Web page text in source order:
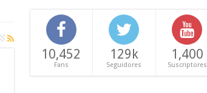
10,452
Fans
129k
Seguidores
1,400
Suscriptores